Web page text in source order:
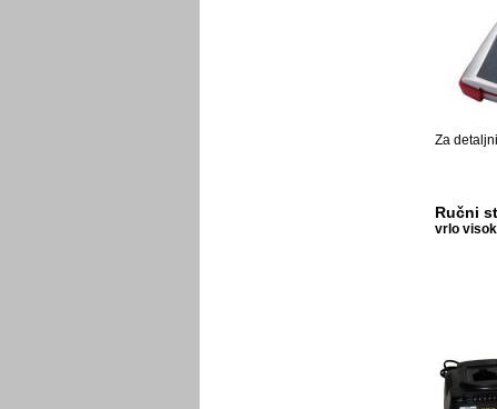
Za
Ručni
vrlo